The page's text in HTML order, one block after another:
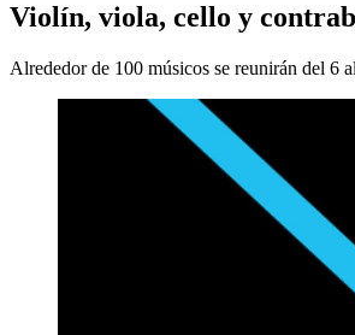
Violín, viola, cello y
Alrededor de 100 músicos se reunirán del 6